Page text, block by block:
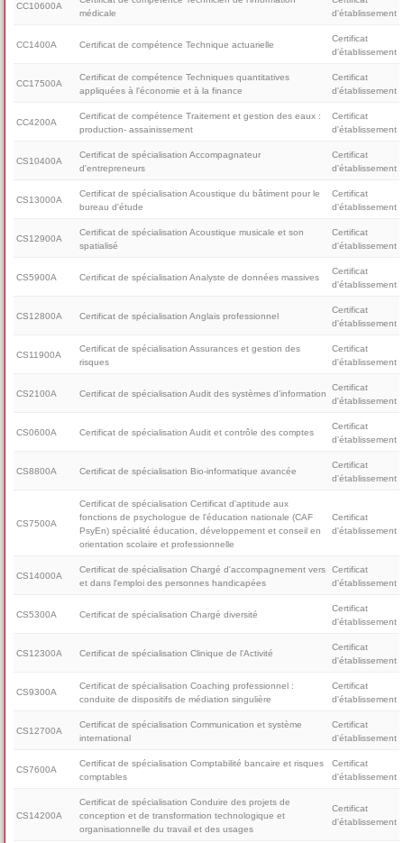
CC10600A
médicale
d'établissement
CC1400A Certificat de compétence Technique actuarielle
Certificat
d'établissement
CC17500A
Certificat de compétence Techniques quantitatives
appliquées à l'économie et à la finance
Certificat
d'établissement
CC4200A
Certificat de compétence Traitement et gestion des eaux :
production- assainissement
Certificat
d'établissement
CS10400A
Certificat de spécialisation Accompagnateur
d'entrepreneurs
Certificat
d'établissement
CS13000A
Certificat de spécialisation Acoustique du bâtiment pour le
bureau d'étude
Certificat
d'établissement
CS12900A
Certificat de spécialisation Acoustique musicale et son
spatialisé
Certificat
d'établissement
CS5900A Certificat de spécialisation Analyste de données massives
Certificat
d'établissement
CS12800A Certificat de spécialisation Anglais professionnel
Certificat
d'établissement
CS11900A
Certificat de spécialisation Assurances et gestion des
risques
Certificat
d'établissement
CS2100A Certificat de spécialisation Audit des systèmes d'information
Certificat
d'établissement
CS0600A Certificat de spécialisation Audit et contrôle des comptes
Certificat
d'établissement
CS8800A Certificat de spécialisation Bio-informatique avancée
Certificat
d'établissement
CS7500A
Certificat de spécialisation Certificat d'aptitude aux
fonctions de psychologue de l'éducation nationale (CAF
PsyEn) spécialité éducation, développement et conseil en
orientation scolaire et professionnelle
Certificat
d'établissement
CS14000A
Certificat de spécialisation Chargé d'accompagnement vers
et dans l'emploi des personnes handicapées
Certificat
d'établissement
CS5300A Certificat de spécialisation Chargé diversité
Certificat
d'établissement
CS12300A Certificat de spécialisation Clinique de l'Activité
Certificat
d'établissement
CS9300A
Certificat de spécialisation Coaching professionnel :
conduite de dispositifs de médiation singulière
Certificat
d'établissement
CS12700A
Certificat de spécialisation Communication et système
international
Certificat
d'établissement
CS7600A
Certificat de spécialisation Comptabilité bancaire et risques
comptables
Certificat
d'établissement
CS14200A
Certificat de spécialisation Conduire des projets de
conception et de transformation technologique et
organisationnelle du travail et des usages
Certificat
d'établissement